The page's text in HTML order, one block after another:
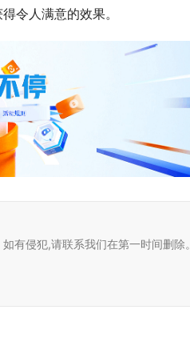
令人满意的效果。
有侵犯,请联系我们在第一时间删除。